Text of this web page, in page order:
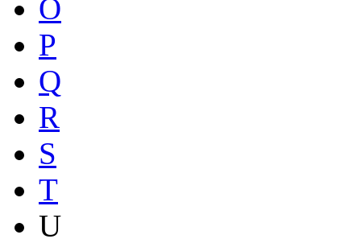
O
P
Q
R
S
T
U